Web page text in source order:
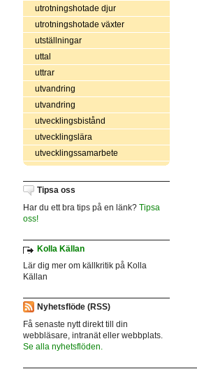
utrotningshotade djur
utrotningshotade växter
utställningar
uttal
uttrar
utvandring
utvandring
utvecklingsbistånd
utvecklingslära
utvecklingssamarbete
Tipsa oss
Har du ett bra tips på en länk? Tipsa
oss!
Kolla Källan
Lär dig mer om källkritik på Kolla
Källan
Nyhetsflöde (RSS)
Få senaste nytt direkt till din
webbläsare, intranät eller webbplats.
Se alla nyhetsflöden.